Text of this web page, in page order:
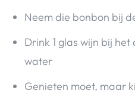
Neem die bonbon bij
Drink 1 glas wijn bij
water
Genieten moet, maar